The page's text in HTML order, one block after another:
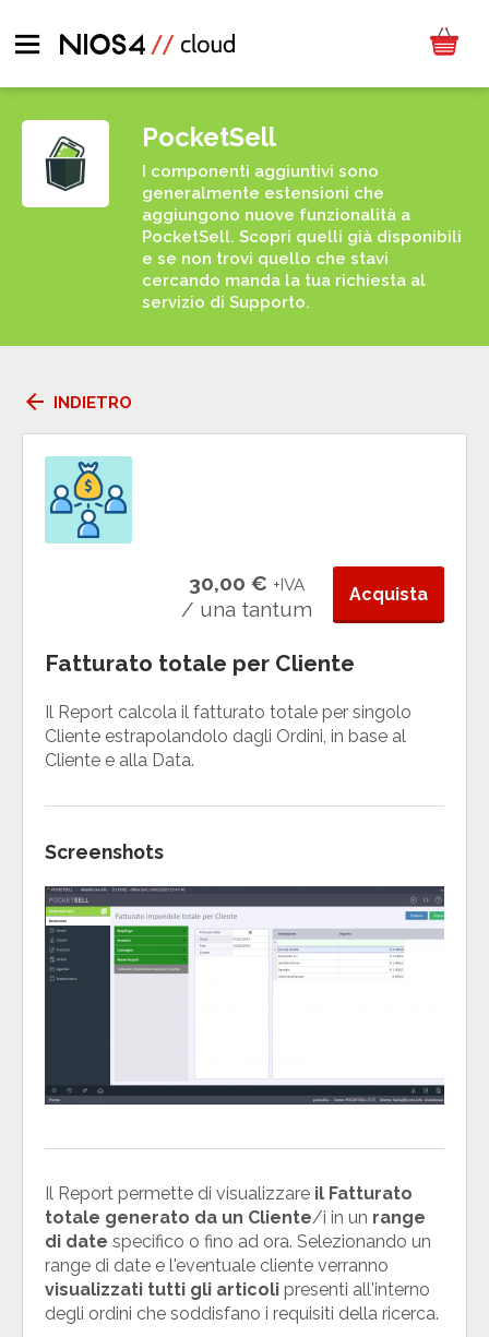
PocketSell
I componenti aggiuntivi sono
generalmente estensioni che
aggiungono nuove funzionalità a
PocketSell. Scopri quelli già disponibili
e se non trovi quello che stavi
cercando manda la tua richiesta al
servizio di Supporto.
arrow_back INDIETRO
30,00 € +IVA
/ una tantum
Acquista
Fatturato totale per Cliente
Il Report calcola il fatturato totale per singolo
Cliente estrapolandolo dagli Ordini, in base al
Cliente e alla Data.
Screenshots
Il Report permette di visualizzare il Fatturato
totale generato da un Cliente/i in un range
di date specifico o fino ad ora. Selezionando un
range di date e l'eventuale cliente verranno
visualizzati tutti gli articoli presenti all'interno
degli ordini che soddisfano i requisiti della ricerca.